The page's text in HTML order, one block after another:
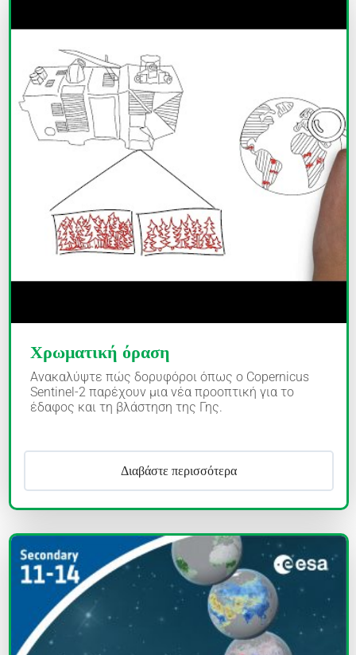
Χρωματική όραση
Ανακαλύψτε πώς δορυφόροι όπως ο Copernicus
Sentinel-2 παρέχουν μια νέα προοπτική για το
έδαφος και τη βλάστηση της Γης.
Διαβάστε περισσότερα